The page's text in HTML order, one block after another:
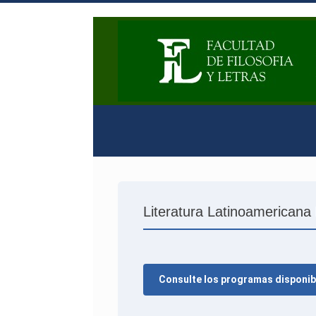
Literatura Latinoamericana
Consulte los programas